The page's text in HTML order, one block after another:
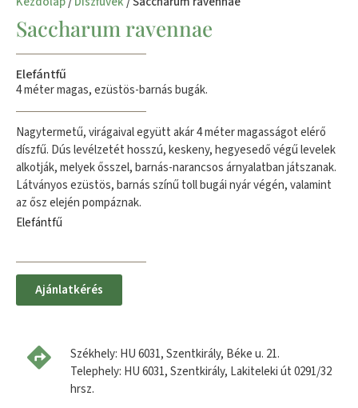
Saccharum ravennae
Elefántfű
4 méter magas, ezüstös-barnás bugák.
Nagytermetű, virágaival együtt akár 4 méter magasságot elérő
díszfű. Dús levélzetét hosszú, keskeny, hegyesedő végű levelek
alkotják, melyek ősszel, barnás-narancsos árnyalatban játszanak.
Látványos ezüstös, barnás színű toll bugái nyár végén, valamint
az ősz elején pompáznak.
Elefántfű
Ajánlatkérés
Székhely: HU 6031, Szentkirály, Béke u. 21.
Telephely: HU 6031, Szentkirály, Lakiteleki út 0291/32
hrsz.